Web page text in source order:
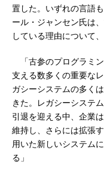
置した。いずれの言語
ール・ジャンセン氏は
している理由について
「古参のプログラミ
支える数多くの重要な
ガシーシステムの多く
きた。レガシーシステ
引退を迎える中、企業
維持し、さらには拡張
用いた新しいシステム
る」